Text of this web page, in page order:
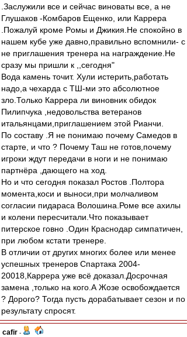
.Заслужили все и сейчас виноваты все, а не
Глушаков -Комбаров Ещенко, или Каррера
.Пожалуй кроме Рoмы и Джикия.Не спокойно в
нашем кубе уже давно,правильно вспомнили- с
не приглашения тренера на награждение.Не
сразу мы пришли к ,,сегодня"
Вода камень точит. Хули истерить,работать
надо,а чехарда с ТШ-ми это абсолютное
зло.Только Каррера ли виновник обидок
Пилипчука ,недовольства ветеранов
итальянцами,приглашением этой Рианчи.
По составу .Я не понимаю почему Самедов в
старте, и что ? Почему Таш не готов,почему
игроки ждут передачи в ноги и не понимаю
партнёра ,дающего на ход.
Но и что сегодня показал Ростов .Полтора
момента,коси и выноси,при молчаливом
согласии пидараса Волошина.Роме все ахилы
и колени пересчитали.Что показывает
питерское говно .Один Краснодар симпатичен,
при любом кстати тренере.
В отличии от других многих более или менее
успешных тренеров Спартака 2004-
20018,Каррера уже всё доказал.Досрочная
замена ,только на кого.А Жозе освобождается
? Дорого? Тогда пусть дорабатывает сезон и по
результату спросят.
cafir -